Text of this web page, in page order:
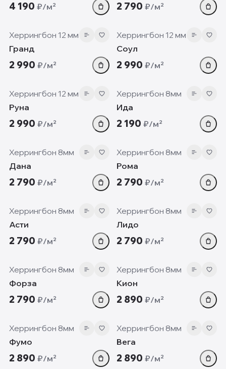
4 190 ₽/м² 2 790 ₽/м²
12 мм
Херрингбон 12 мм
Гранд
2 990 ₽/м²
12 мм
Херрингбон 12 мм
Соул
2 990 ₽/м²
12 мм
Херрингбон 12 мм
Руна
2 990 ₽/м²
8 мм
Херрингбон 8мм
Ида
2 190 ₽/м²
8 мм
Херрингбон 8мм
Дана
2 790 ₽/м²
8 мм
Херрингбон 8мм
Рома
2 790 ₽/м²
8 мм
Херрингбон 8мм
Асти
2 790 ₽/м²
8 мм
Херрингбон 8мм
Лидо
2 790 ₽/м²
8 мм
Херрингбон 8мм
Форза
2 790 ₽/м²
8 мм
Херрингбон 8мм
Кион
2 890 ₽/м²
8 мм
Херрингбон 8мм
Фумо
2 890 ₽/м²
8 мм
Херрингбон 8мм
Вега
2 890 ₽/м²